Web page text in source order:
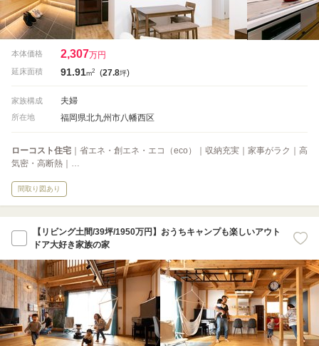
本体価格 2,307万円
延床面積 91.91m2 (27.8坪)
家族構成 夫婦
所在地 福岡県北九州市八幡西区
ローコスト住宅 ｜省エネ・創エネ・エコ（eco）｜収納充実｜家事がラク｜高
気密・高断熱｜…
間取り図あり
【リビング土間/39坪/1950万円】おうちキャンプも楽しいアウト
ドア大好き家族の家